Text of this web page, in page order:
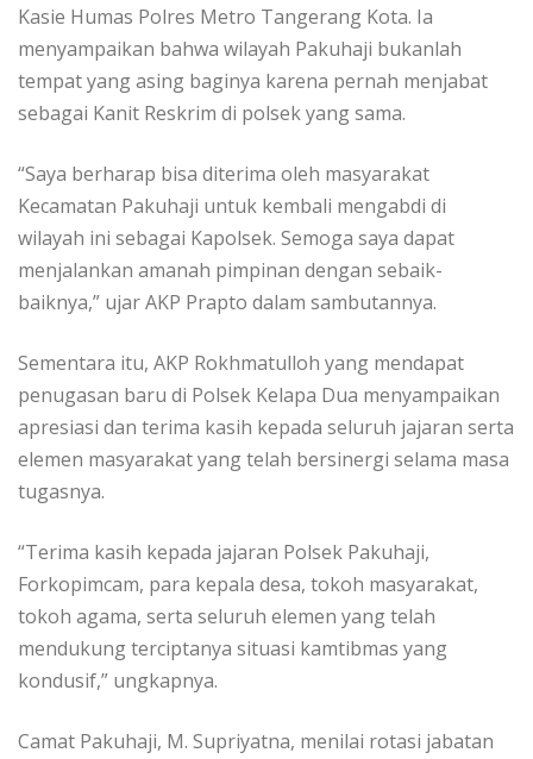
Kasie Humas Polres Metro Tangerang Kota. Ia
menyampaikan bahwa wilayah Pakuhaji bukanlah
tempat yang asing baginya karena pernah menjabat
sebagai Kanit Reskrim di polsek yang sama.
“Saya berharap bisa diterima oleh masyarakat
Kecamatan Pakuhaji untuk kembali mengabdi di
wilayah ini sebagai Kapolsek. Semoga saya dapat
menjalankan amanah pimpinan dengan sebaik-
baiknya,” ujar AKP Prapto dalam sambutannya.
Sementara itu, AKP Rokhmatulloh yang mendapat
penugasan baru di Polsek Kelapa Dua menyampaikan
apresiasi dan terima kasih kepada seluruh jajaran serta
elemen masyarakat yang telah bersinergi selama masa
tugasnya.
“Terima kasih kepada jajaran Polsek Pakuhaji,
Forkopimcam, para kepala desa, tokoh masyarakat,
tokoh agama, serta seluruh elemen yang telah
mendukung terciptanya situasi kamtibmas yang
kondusif,” ungkapnya.
Camat Pakuhaji, M. Supriyatna, menilai rotasi jabatan